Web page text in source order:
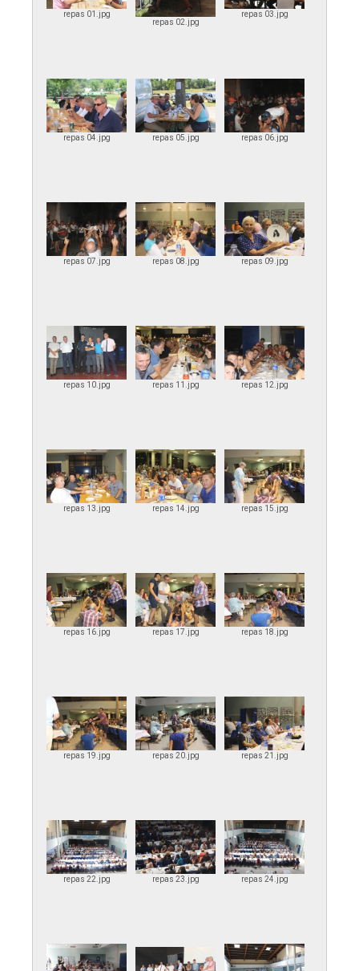
repas 01.jpg
repas 02.jpg
repas 03.jpg
repas 04.jpg repas 05.jpg repas 06.jpg
repas 07.jpg repas 08.jpg repas 09.jpg
repas 10.jpg repas 11.jpg repas 12.jpg
repas 13.jpg repas 14.jpg repas 15.jpg
repas 16.jpg repas 17.jpg repas 18.jpg
repas 19.jpg repas 20.jpg repas 21.jpg
repas 22.jpg repas 23.jpg repas 24.jpg